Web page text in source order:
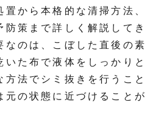
置から本格的な清掃方法、
防策まで詳しく解説してき
なのは、こぼした直後の素
いた布で液体をしっかりと
方法でシミ抜きを行うこと
元の状態に近づけることが